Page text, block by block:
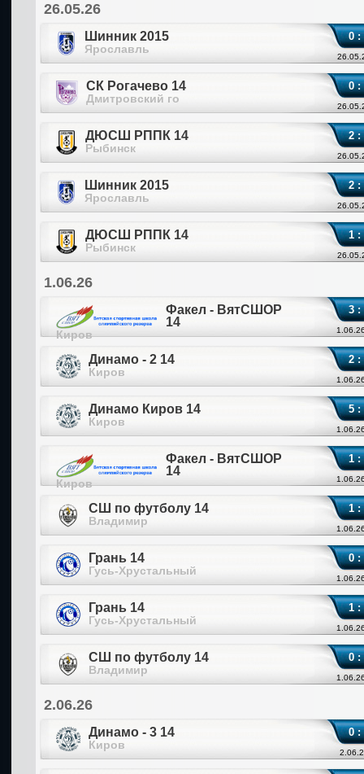
26.05.26
Шинник 2015
Ярославль
0 :
СК Рогачево 14
Дмитровский го
0 :
ДЮСШ РППК 14
Рыбинск
2 :
Шинник 2015
Ярославль
2 :
ДЮСШ РППК 14
Рыбинск
1 :
1.06.26
Факел - ВятСШОР
14
Киров
3 :
Динамо - 2 14
Киров
2 :
Динамо Киров 14
Киров
5 :
Факел - ВятСШОР
14
Киров
1 :
СШ по футболу 14
Владимир
1 :
Грань 14
Гусь-Хрустальный
0 :
Грань 14
Гусь-Хрустальный
1 :
СШ по футболу 14
Владимир
0 :
2.06.26
Динамо - 3 14
Киров
0 :